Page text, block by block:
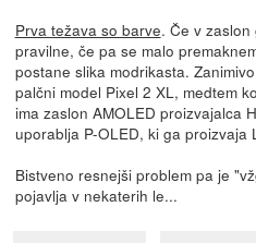
Prva težava so barve. Če v
pravilne, če pa se malo
postane slika modrikasta.
palčni model Pixel 2 XL, medtem
ima zaslon AMOLED proizvajalca
uporablja P-OLED, ki ga proizvaja
Bistveno resnejši problem pa je
pojavlja v nekaterih le...